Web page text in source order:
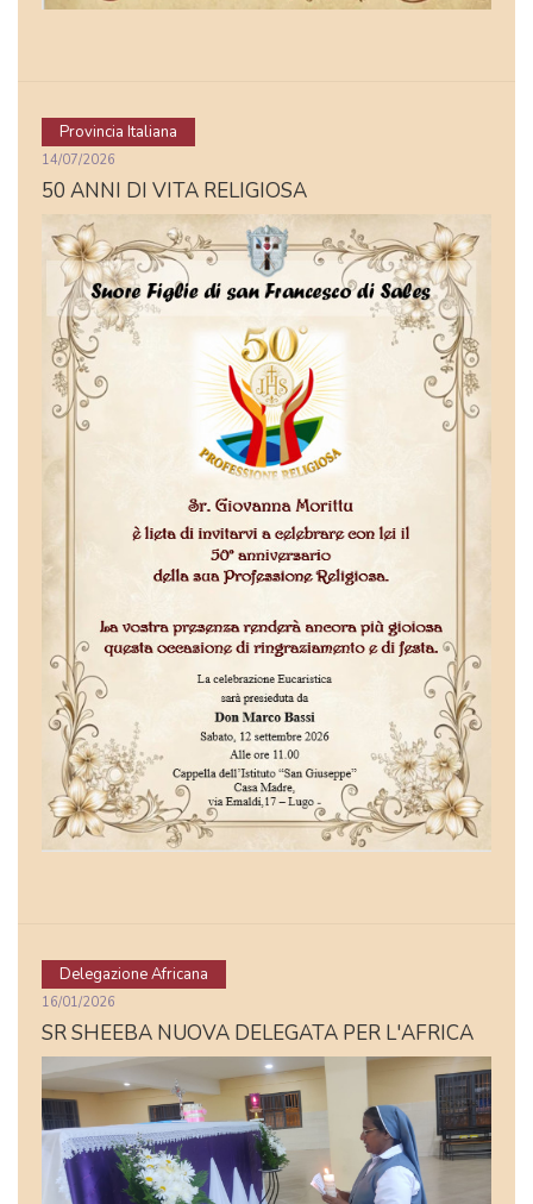
Provincia Italiana
14/07/2026
50 ANNI DI VITA RELIGIOSA
Delegazione Africana
16/01/2026
SR SHEEBA NUOVA DELEGATA PER L'AFRICA